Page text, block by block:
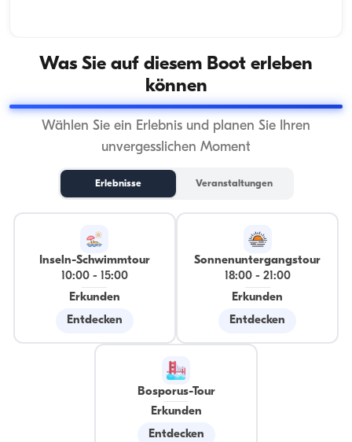
Was Sie auf diesem Boot erleben
können
Wählen Sie ein Erlebnis und planen Sie Ihren
unvergesslichen Moment
Erlebnisse Veranstaltungen
Inseln-Schwimmtour
10:00-
15:00
Erkunden
Entdecken
Sonnenuntergangstour
18:00- 21:00
Erkunden
Entdecken
Bosporus-Tour
Erkunden
Entdecken